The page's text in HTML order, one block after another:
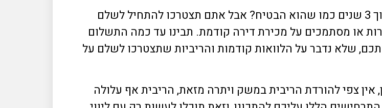
מה יקרה למשל אם הקבלן לא יסיים את הפרויקט תוך 3 שנים כמו שהוא הבטיח? אבל אתם תצטרכו להתחיל לשלם
או מסתמכים על מכירת דירה קודמת. תבינו עד כמה התשלום
שלא נדבר על הלוואות קודמות והריביות שתצטרכו לשלם על
אין צפי להורדת הריבית במשק ויתרה מזאת, הריבית אף עלולה